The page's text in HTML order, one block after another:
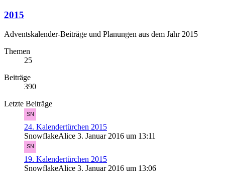
2015
Adventskalender-Beiträge und Planungen aus dem Jahr 2015
Themen
25
Beiträge
390
Letzte Beiträge
24. Kalendertürchen 2015
SnowflakeAlice 3. Januar 2016 um 13:11
19. Kalendertürchen 2015
SnowflakeAlice 3. Januar 2016 um 13:06